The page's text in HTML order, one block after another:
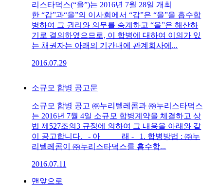
리스타덕스(“을”)는 2016년 7월 28일 개최
한 “갑”과“을”의 이사회에서 “갑”은 “을”을 흡수합
병하여 그 권리와 의무를 승계하고 “을”은 해산하
기로 결의하였으므로, 이 합병에 대하여 이의가 있
는 채권자는 아래의 기간내에 관계회사에...
2016.07.29
소규모 합병 공고문
소규모 합병 공고 ㈜누리텔레콤과 ㈜누리스타덕스
는 2016년 7월 4일 소규모 합병계약을 체결하고 상
법 제527조의3 규정에 의하여 그 내용을 아래와 같
이 공고합니다. - 아 래 - 1. 합병방법 : ㈜누
리텔레콤이 ㈜누리스타덕스를 흡수합...
2016.07.11
맨앞으로